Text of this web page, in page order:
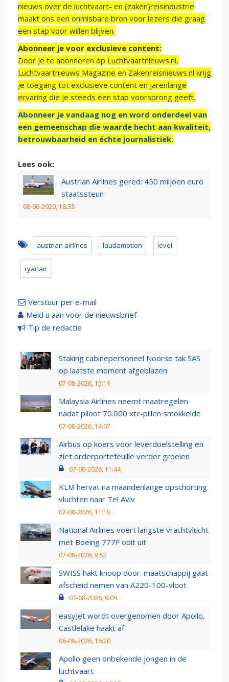
nieuws over de luchtvaart- en (zaken)reisindustrie
maakt ons een onmisbare bron voor lezers die graag
een stap voor willen blijven.
Abonneer je voor exclusieve content:
Door je te abonneren op Luchtvaartnieuws.nl,
Luchtvaartnieuws Magazine en Zakenreisnieuws.nl krijg
je toegang tot exclusieve content en jarenlange
ervaring die je steeds een stap voorsprong geeft.
Abonneer je vandaag nog en word onderdeel van
een gemeenschap die waarde hecht aan kwaliteit,
betrouwbaarheid en échte journalistiek.
Lees ook:
Austrian Airlines gered: 450 miljoen euro
staatssteun
08-06-2020, 18:33
austrian airlines laudamotion level
ryanair
Verstuur per e-mail
Meld u aan voor de nieuwsbrief
Tip de redactie
Staking cabinepersoneel Noorse tak SAS
op laatste moment afgeblazen
07-08-2026, 15:11
Malaysia Airlines neemt maatregelen
nadat piloot 70.000 xtc-pillen smokkelde
07-08-2026, 14:07
Airbus op koers voor leverdoelstelling en
ziet orderportefeuille verder groeien
07-08-2026, 11:44
KLM hervat na maandenlange opschorting
vluchten naar Tel Aviv
07-08-2026, 11:10
National Airlines voert langste vrachtvlucht
met Boeing 777F ooit uit
07-08-2026, 9:52
SWISS hakt knoop door: maatschappij gaat
afscheid nemen van A220-100-vloot
07-08-2026, 9:09
easyJet wordt overgenomen door Apollo,
Castlelake haakt af
06-08-2026, 16:20
Apollo geen onbekende jongen in de
luchtvaart